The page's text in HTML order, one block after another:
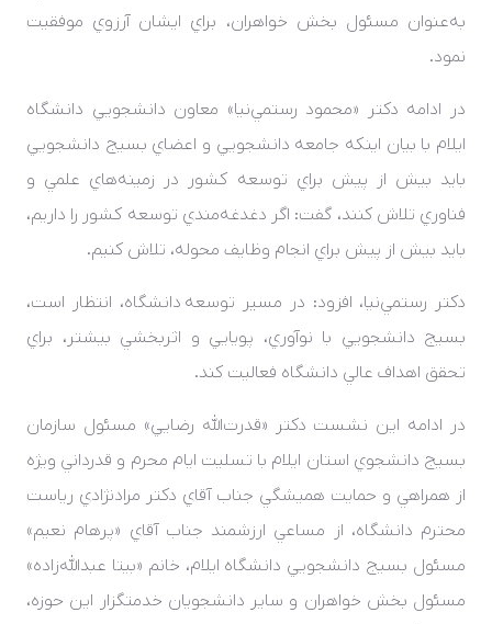
به‌عنوان مسئول بخش خواهران، براي ايشان آرزوي موفقيت
نمود.
در ادامه دکتر «محمود رستمي‌نيا» معاون دانشجويي دانشگاه
ايلام با بيان اينکه جامعه دانشجويي و اعضاي بسيج دانشجويي
بايد بيش از پيش براي توسعه کشور در زمينه‌هاي علمي و
فناوري تلاش کنند، گفت: اگر دغدغه‌مندي توسعه کشور را داريم،
بايد بيش از پيش براي انجام وظايف محوله، تلاش کنيم.
دکتر رستمي‌نيا، افزود: در مسير توسعه دانشگاه، انتظار است،
بسيج دانشجويي با نوآوري، پويايي و اثربخشي بيشتر، براي
تحقق اهداف عالي دانشگاه فعاليت کند.
در ادامه اين نشست دکتر «قدرت‌الله رضايي» مسئول سازمان
بسيج دانشجوي استان ايلام با تسليت ايام محرم و قدرداني ويژه
از همراهي و حمايت هميشگي جناب آقاي دکتر مرادنژادي رياست
محترم دانشگاه، از مساعي ارزشمند جناب آقاي «پرهام نعيم»
مسئول بسيج دانشجويي دانشگاه ايلام، خانم «بيتا عبدالله‌زاده»
مسئول بخش خواهران و ساير دانشجويان خدمتگزار اين حوزه،